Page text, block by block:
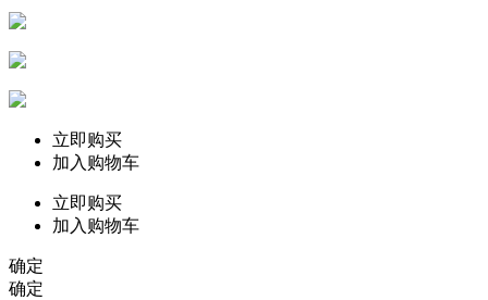
立即购买
加入购物车
立即购买
加入购物车
确定
确定